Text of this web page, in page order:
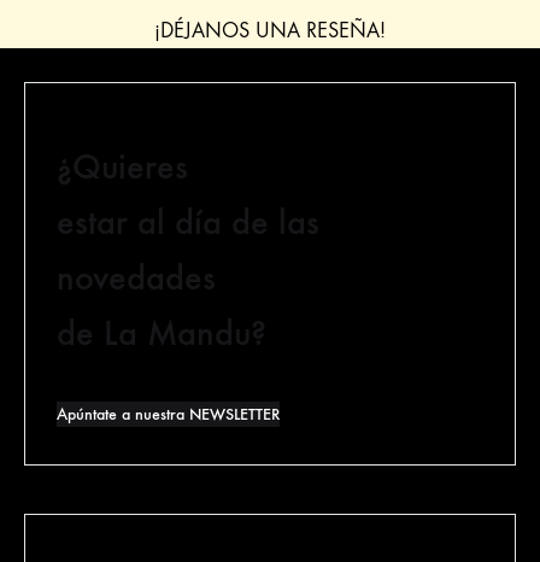
¡DÉJANOS UNA RESEÑA!
¿Quieres
estar al día de las
novedades
de La Mandu?
Apúntate a nuestra NEWSLETTER